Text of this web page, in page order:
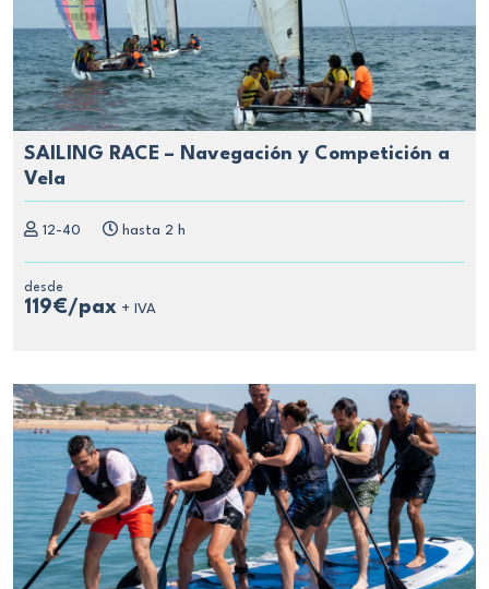
SAILING RACE – Navegación y Competición a
Vela
12-40 hasta 2 h
desde
119€/pax + IVA